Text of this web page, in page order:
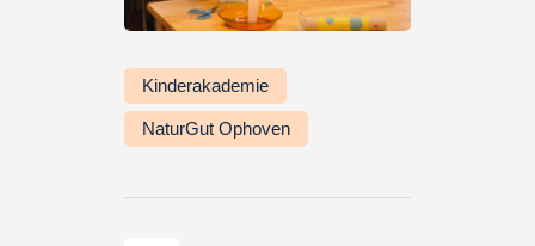
Kinderakademie
NaturGut Ophoven